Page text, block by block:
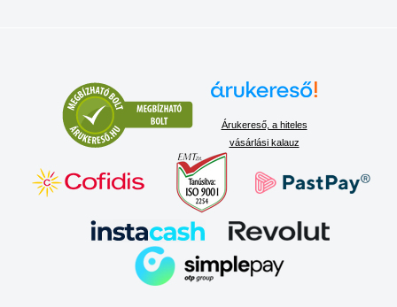
Árukereső, a hiteles
vásárlási kalauz